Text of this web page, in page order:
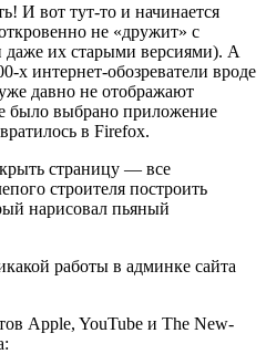
И вот тут-то и начинается
не «дружит» с
их старыми версиями). А
х интернет-обозреватели вроде
давно не отображают
было выбрано приложение
в Firefox.
страницу — все
строителя построить
нарисовал пьяный
работы в админке сайта
Apple, YouTube и The New-